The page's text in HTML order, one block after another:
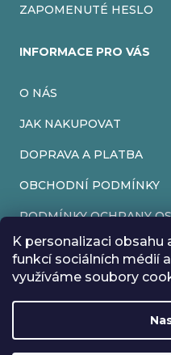
K personalizaci
funkcí sociálních médií
využíváme soubory
Rádi bychom vás informovali,
ZAPOMENUTÉ HESLO
INFORMACE PRO VÁS
O NÁS
JAK NAKUPOVAT
DOPRAVA A PLATBA
OBCHODNÍ PODMÍNKY
PODMÍNKY OCHRANY
VRÁCENÍ ZBOŽÍ
REKLAMACE
Copyright 2026
Upravit